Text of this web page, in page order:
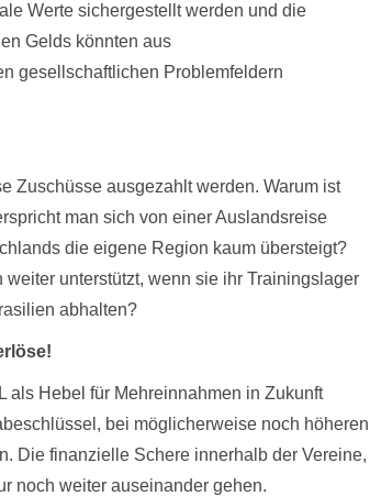
Werte sichergestellt werden und die
Gelds könnten aus
gesellschaftlichen Problemfeldern
Zuschüsse ausgezahlt werden. Warum ist
man sich von einer Auslandsreise
die eigene Region kaum übersteigt?
unterstützt, wenn sie ihr Trainingslager
abhalten?
als Hebel für Mehreinnahmen in Zukunft
bei möglicherweise noch höheren
Die finanzielle Schere innerhalb der Vereine,
noch weiter auseinander gehen.